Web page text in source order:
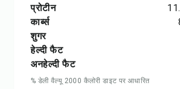
प्रोटीन
कार्ब्स
शुगर
हेल्दी फैट
अनहेल्दी फैट
% डेली वैल्यू 2000 कैलोरी डाइट पर आधारित